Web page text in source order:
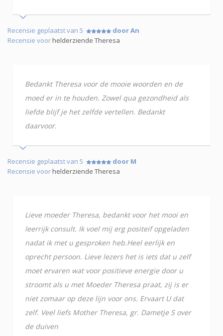
Recensie geplaatst van 5
door An
Recensie voorhelderziende Theresa
Bedankt Theresa voor de mooie woorden en de
moed er in te houden. Zowel qua gezondheid als
liefde blijf je het zelfde vertellen. Bedankt
daarvoor.
Recensie geplaatst van 5
door M
Recensie voorhelderziende Theresa
Lieve moeder Theresa, bedankt voor het mooi en
leerrijk consult. Ik voel mij erg positeif opgeladen
nadat ik met u gesproken heb.Heel eerlijk en
oprecht persoon. Lieve lezers het is iets dat u zelf
moet ervaren wat voor positieve energie door u
stroomt als u met Moeder Theresa praat, zij is er
niet zomaar op deze lijn voor ons. Ervaart U dat
zelf. Veel liefs Mother Theresa, gr. Dametje S over
de duiven